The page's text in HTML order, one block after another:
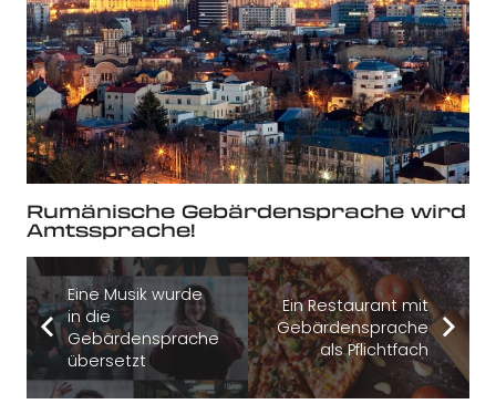
Rumänische Gebärdensprache wird
Amtssprache!
Eine Musik wurde
in die
Gebärdensprache
übersetzt
Ein Restaurant mit
Gebärdensprache
als Pflichtfach